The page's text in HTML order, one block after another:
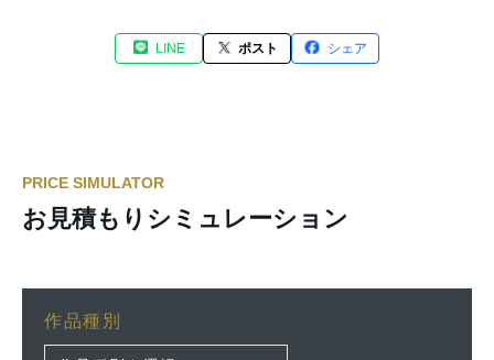
LINE ポスト シェア
PRICE SIMULATOR
お見積もりシミュレーション
作品種別